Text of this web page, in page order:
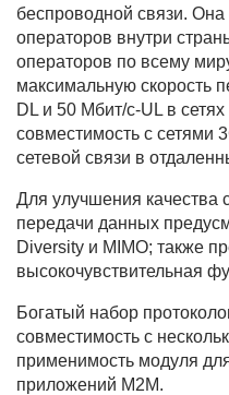
беспроводной связи. Она
операторов внутри
операторов по всему
максимальную скорость
DL и 50 Мбит/с-UL в
совместимость с сетями
сетевой связи в
Для улучшения качества
передачи данных
Diversity и MIMO; также
высокочувствительная
Богатый набор
совместимость с
применимость модуля
приложений M2M.